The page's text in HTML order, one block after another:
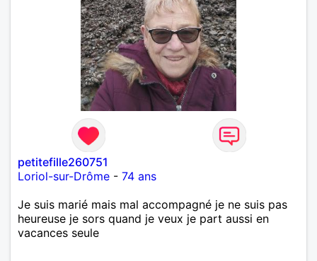
petitefille260751
Loriol-sur-Drôme - 74 ans
Je suis marié mais mal accompagné je ne suis pas
heureuse je sors quand je veux je part aussi en
vacances seule